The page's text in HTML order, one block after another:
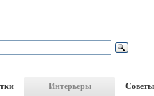
Интерьеры